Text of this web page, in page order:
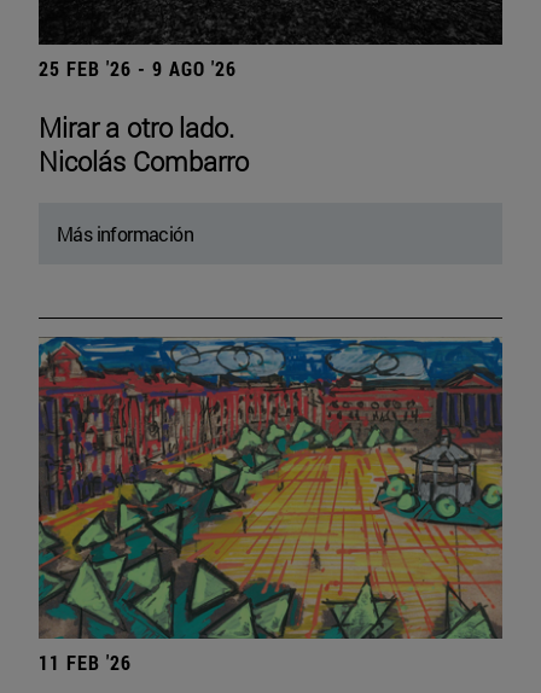
25 FEB '26 - 9 AGO '26
Mirar a otro lado.
Nicolás Combarro
Más información
11 FEB '26